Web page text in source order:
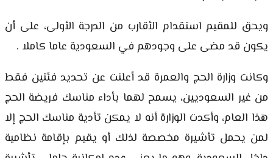
ويحق للمقيم استقدام الأقارب من الدرجة الأولى، على أن
يكون قد مضى على وجودهم في السعودية عاما كاملا .
وكانت وزارة الحج والعمرة قد أعلنت عن تحديد فئتين فقط
من غير السعوديين، يسمح لهما بأداء مناسك فريضة الحج
هذا العام، وأكدت الوزارة أنه لا يمكن تأدية مناسك الحج إلا
لمن يحمل تأشيرة مخصصة لذلك أو يقيم بإقامة نظامية